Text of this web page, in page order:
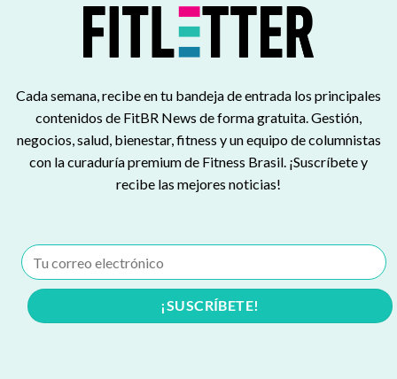
Cada semana, recibe en tu bandeja de entrada los principales
contenidos de FitBR News de forma gratuita. Gestión,
negocios, salud, bienestar, fitness y un equipo de columnistas
con la curaduría premium de Fitness Brasil. ¡Suscríbete y
recibe las mejores noticias!